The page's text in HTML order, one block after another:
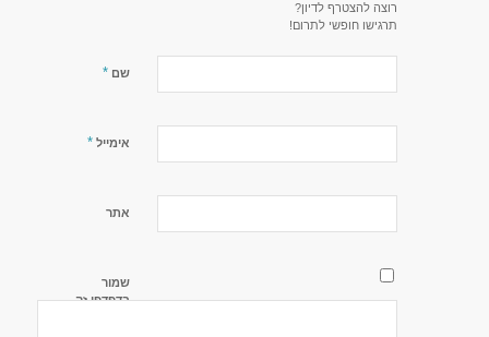
רוצה להצטרף לדיון?
תרגישו חופשי לתרום!
שם *
אימייל *
אתר
שמור
בדפדפן זה